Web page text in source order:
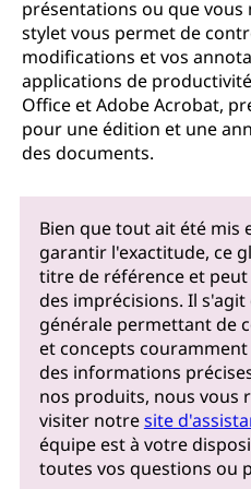
présentations ou que vous
stylet vous permet de
modifications et vos
applications de
Office et Adobe Acrobat,
pour une édition et une
des documents.
Bien que tout ait été mis
garantir l'exactitude, ce
titre de référence et
des imprécisions. Il
générale permettant de
et concepts
des informations
nos produits, nous vous
visiter notresite
équipe est à votre
toutes vos questions ou